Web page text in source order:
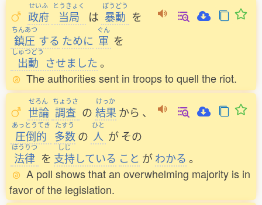
せいふ
政府
とうきょく
当局 は
ぼうどう
暴動 を
ちんあつ
鎮圧 する ために
ぐん
軍 を
しゅつどう
出動 させました。
The authorities sent in troops to quell the riot.
せろん
世論
ちょうさ
調査 の
けっか
結果 から 、
あっとうてき
圧倒的
たすう
多数 の
ひと
人 が その
ほうりつ
法律 を
しじ
支持している こと がわかる 。
A poll shows that an overwhelming majority is in
favor of the legislation.